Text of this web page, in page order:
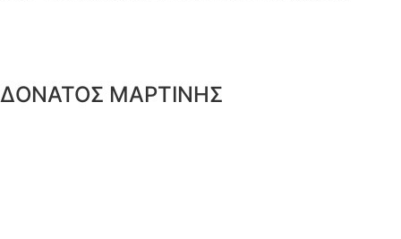
ΔΟΝΑΤΟΣ ΜΑΡΤΙΝΗΣ